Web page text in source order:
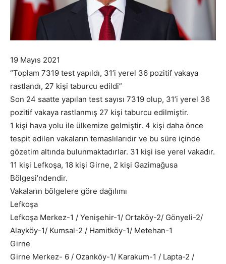
19 Mayıs 2021
“Toplam 7319 test yapıldı, 31’i yerel 36 pozitif vakaya
rastlandı, 27 kişi taburcu edildi”
Son 24 saatte yapılan test sayısı 7319 olup, 31’i yerel 36
pozitif vakaya rastlanmış 27 kişi taburcu edilmiştir.
1 kişi hava yolu ile ülkemize gelmiştir. 4 kişi daha önce
tespit edilen vakaların temaslılarıdır ve bu süre içinde
gözetim altında bulunmaktadırlar. 31 kişi ise yerel vakadır.
11 kişi Lefkoşa, 18 kişi Girne, 2 kişi Gazimağusa
Bölgesi’ndendir.
Vakaların bölgelere göre dağılımı
Lefkoşa
Lefkoşa Merkez-1 / Yenişehir-1/ Ortaköy-2/ Gönyeli-2/
Alayköy-1/ Kumsal-2 / Hamitköy-1/ Metehan-1
Girne
Girne Merkez- 6 / Ozanköy-1/ Karakum-1 / Lapta-2 /